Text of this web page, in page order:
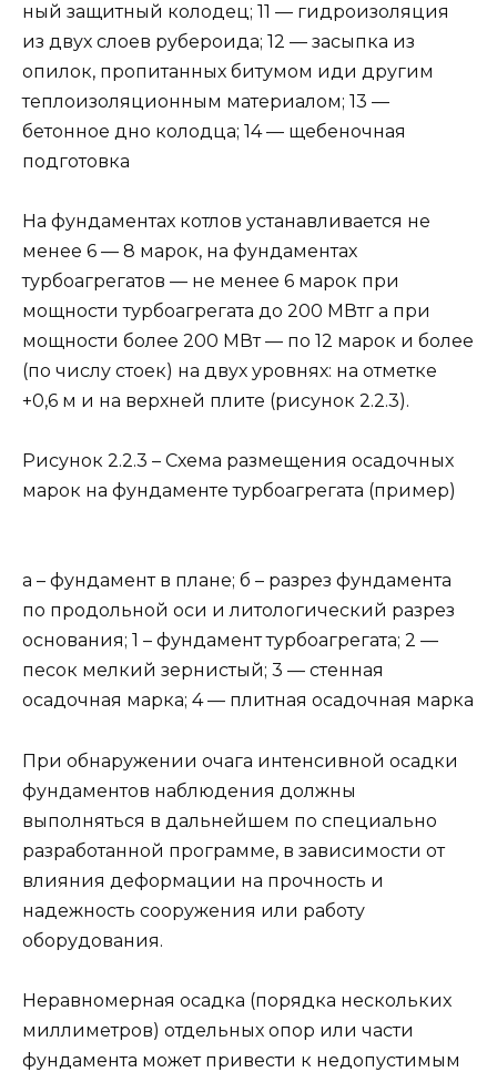
ный защитный колодец; 11 — гидроизоляция
из двух слоев рубе­роида; 12 — засыпка из
опилок, пропитанных битумом иди дру­гим
теплоизоляционным материалом; 13 —
бетонное дно колодца; 14 — щебеночная
подготовка
На фундаментах котлов устанавливается не
менее 6 — 8 марок, на фундаментах
турбоагрегатов — не менее 6 марок при
мощности турбоагрегата до 200 МВтг а при
мощности более 200 МВт — по 12 марок и более
(по числу стоек) на двух уровнях: на отметке
+0,6 м и на верхней плите (рисунок 2.2.3).
Рисунок 2.2.3 – Схема размещения осадочных
марок на фундаменте турбоагрегата (пример)
a – фундамент в плане; б – разрез фундамента
по продольной оси и литологический разрез
основания; 1 – фундамент турбо­агрегата; 2 —
песок мелкий зернистый; 3 — стенная
осадочная марка; 4 — плитная осадочная марка
При обнаружении очага интенсивной осадки
фунда­ментов наблюдения должны
выполняться в дальнейшем по специально
разработанной программе, в зависимости от
влияния деформации на прочность и
надежность со­оружения или работу
оборудования.
Неравномерная осадка (порядка нескольких
миллимет­ров) отдельных опор или части
фундамента может приве­сти к недопустимым